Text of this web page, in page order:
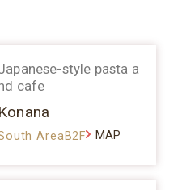
style pasta a
cafe
Konana
AreaB2F MAP